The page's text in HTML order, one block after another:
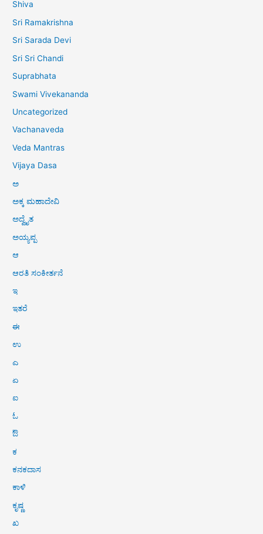
Shiva
Sri Ramakrishna
Sri Sarada Devi
Sri Sri Chandi
Suprabhata
Swami Vivekananda
Uncategorized
Vachanaveda
Veda Mantras
Vijaya Dasa
ಅ
ಅಕ್ಕ ಮಹಾದೇವಿ
ಅದ್ವೈತ
ಅಯ್ಯಪ್ಪ
ಆ
ಆರತಿ ಸಂಕೀರ್ತನೆ
ಇ
ಇತರೆ
ಈ
ಉ
ಎ
ಏ
ಐ
ಓ
ಔ
ಕ
ಕನಕದಾಸ
ಕಾಳಿ
ಕೃಷ್ಣ
ಖ